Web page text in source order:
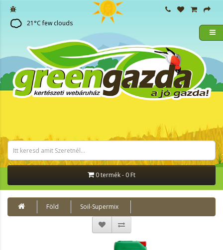
21 °C few clouds
0 termék - 0 Ft
Föld Soil-Supermix